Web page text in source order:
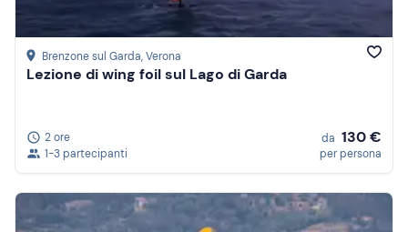
Brenzone sul Garda, Verona
Lezione di wing foil sul Lago di Garda
2 ore
1-3 partecipanti
da 130 €
per persona